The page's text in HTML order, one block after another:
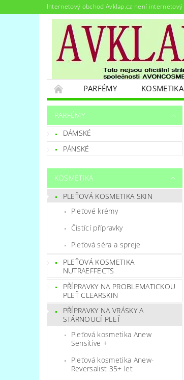
Internetový obchod Avklap.cz není
PARFÉMY KOSMETIKA
PODMÍNKY OCHRANY OSOBNÍCH
PARFÉMY
DÁMSKÉ
PÁNSKÉ
KOSMETIKA
PLEŤOVÁ KOSMETIKA SKIN
Pleťové krémy
Čistící přípravky
Pleťová séra a spreje
PLEŤOVÁ KOSMETIKA
NUTRAEFFECTS
PŘÍPRAVKY NA PROBLEMATICKOU
PLEŤ CLEARSKIN
PŘÍPRAVKY NA VRÁSKY A
STÁRNOUCÍ PLEŤ
Pleťová kosmetika Anew
Sensitive +
Pleťová kosmetika Anew-
Reversalist 35+ let